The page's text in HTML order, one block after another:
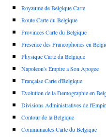
Royaume de Belgique Carte
Route Carte du Belgique
Provinces Carte du Belgique
Presence des Francophones en
Physique Carte du Belgique
Napoleon's Empire a Son Apogee
Française Carte d'Belgique
Evolution de la Demographie en
Divisions Administratives de
Contour de la Belgique
Communautes Carte du Belgique